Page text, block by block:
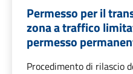
Permesso per il
zona a traffico
permesso
Procedimento di rilascio